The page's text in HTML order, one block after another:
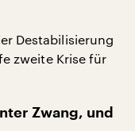
Destabilisierung
zweite Krise für
Zwang, und